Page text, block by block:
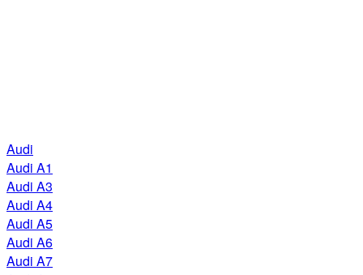
Audi
Audi A1
Audi A3
Audi A4
Audi A5
Audi A6
Audi A7